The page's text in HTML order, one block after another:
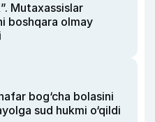
Mutaxassislar
boshqara olmay
bog‘cha bolasini
sud hukmi o‘qildi